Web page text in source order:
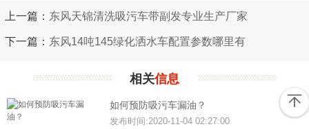
上一篇： 东风天锦清洗吸污车带副发专业生产厂家
下一篇： 东风14吨145绿化洒水车配置参数哪里有
相关信息
如何预防吸污车漏油？
发布时间:2020-11-04 02:27:00